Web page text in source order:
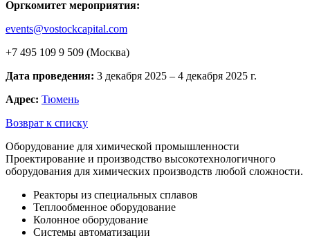
Оргкомитет мероприятия:
events@vostockcapital.com
+7 495 109 9 509 (Москва)
Дата проведения: 3 декабря 2025 – 4 декабря 2025 г.
Адрес: Тюмень
Возврат к списку
Оборудование для химической промышленности
Проектирование и производство высокотехнологичного
оборудования для химических производств любой сложности.
Реакторы из специальных сплавов
Теплообменное оборудование
Колонное оборудование
Системы автоматизации